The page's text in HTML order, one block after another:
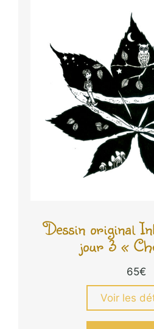
Dessin original
jour 3 «
65€
Voir les